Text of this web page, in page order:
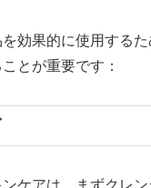
効果的に使用する
とが重要です：